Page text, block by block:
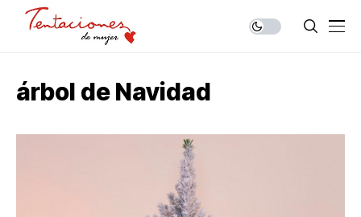
árbol de Navidad